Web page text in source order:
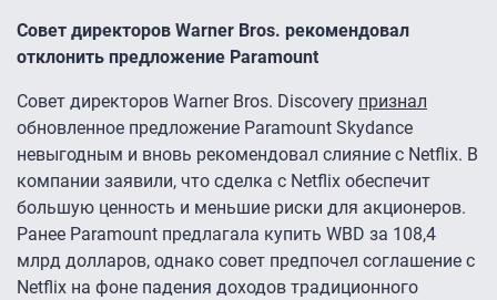
Совет директоров Warner Bros. рекомендовал
отклонить предложение Paramount
Совет директоров Warner Bros. Discovery признал
обновленное предложение Paramount Skydance
невыгодным и вновь рекомендовал слияние с Netflix. В
компании заявили, что сделка с Netflix обеспечит
большую ценность и меньшие риски для акционеров.
Ранее Paramount предлагала купить WBD за 108,4
млрд долларов, однако совет предпочел соглашение с
Netflix на фоне падения доходов традиционного